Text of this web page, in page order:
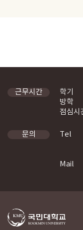
근무시간 학기
방학
점심시
문의 Tel
Mail